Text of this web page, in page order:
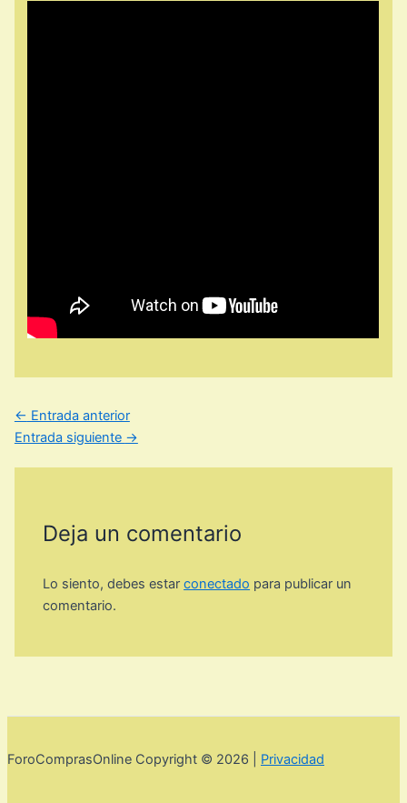
← Entrada anterior
Entrada siguiente →
Deja un comentario
Lo siento, debes estarconectado para publicar un
comentario.
ForoComprasOnline Copyright © 2026 | Privacidad